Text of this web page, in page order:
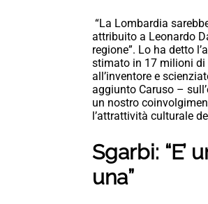
“La Lombardia
attribuito a Leonardo
regione”. Lo ha detto
stimato in 17 milioni di
all’inventore e
aggiunto Caruso –
un nostro
l’attrattività culturale
Sgarbi: “E’
una”